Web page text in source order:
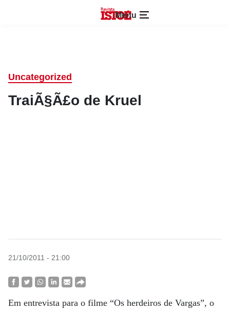
Menu
Uncategorized
TraiÃ§Ã£o de Kruel
21/10/2011 - 21:00
Em entrevista para o filme “Os herdeiros de Vargas”, o